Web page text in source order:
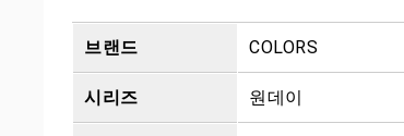
브랜드 COLORS
시리즈 원데이